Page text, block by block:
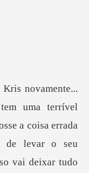
0
rível
a coisa errada